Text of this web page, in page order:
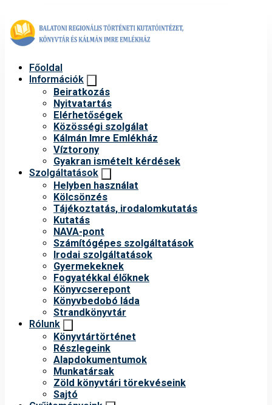
Főoldal
Információk
Beiratkozás
Nyitvatartás
Elérhetőségek
Közösségi szolgálat
Kálmán Imre Emlékház
Víztorony
Gyakran ismételt kérdések
Szolgáltatások
Helyben használat
Kölcsönzés
Tájékoztatás, irodalomkutatás
Kutatás
NAVA-pont
Számítógépes szolgáltatások
Irodai szolgáltatások
Gyermekeknek
Fogyatékkal élőknek
Könyvcserepont
Könyvbedobó láda
Strandkönyvtár
Rólunk
Könyvtártörténet
Részlegeink
Alapdokumentumok
Munkatársak
Zöld könyvtári törekvéseink
Sajtó